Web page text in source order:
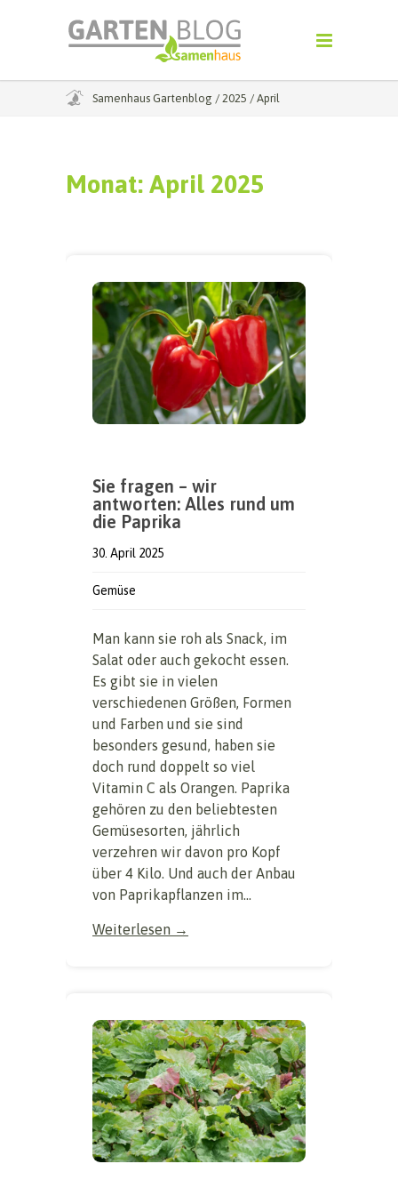
Samenhaus Gartenblog / 2025 / April
Monat: April 2025
Sie fragen – wir
antworten: Alles rund um
die Paprika
30. April 2025
Gemüse
Man kann sie roh als Snack, im
Salat oder auch gekocht essen.
Es gibt sie in vielen
verschiedenen Größen, Formen
und Farben und sie sind
besonders gesund, haben sie
doch rund doppelt so viel
Vitamin C als Orangen. Paprika
gehören zu den beliebtesten
Gemüsesorten, jährlich
verzehren wir davon pro Kopf
über 4 Kilo. Und auch der Anbau
von Paprikapflanzen im...
Weiterlesen →